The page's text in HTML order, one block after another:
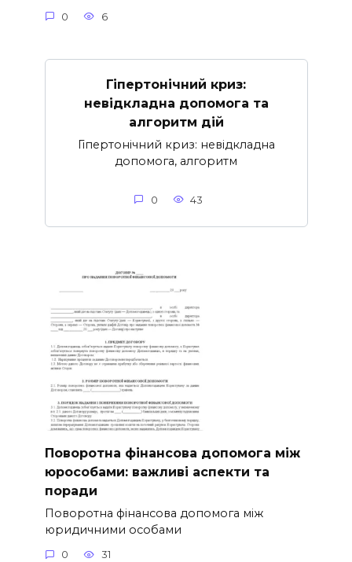
0 6
Гіпертонічний криз:
невідкладна допомога та
алгоритм дій
Гіпертонічний криз: невідкладна
допомога, алгоритм
0 43
Поворотна фінансова допомога між
юрособами: важливі аспекти та
поради
Поворотна фінансова допомога між
юридичними особами
0 31